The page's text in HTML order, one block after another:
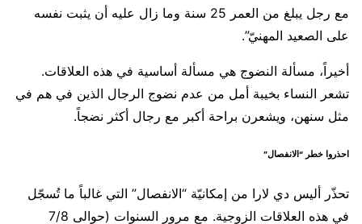
مع رجل يبلغ من العمر 25 سنة وما زال عليه أن يثبت نفسه
على الصعيد المهنيّ”.
أخيراً، مسألة النضوج هي مسألة أساسية في هذه العلاقات.
تشعر النساء بخيبة أمل من عدم نضوج الرجال الذين في هم في
مثل سنهن، ويشعرن براحة أكبر مع رجال أكثر نضجاً.
احذروا خطر “الانفصال”
تحذّر أليس دي لارا من إمكانيّة “الانفصال” التي غالباً ما تُسجّل
في هذه العلاقات الزوجية. مع مرور السنوات (حوالى 7/8